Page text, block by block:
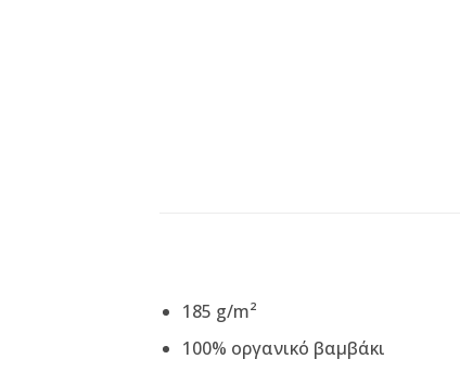
185 g/m²
100% οργανικό βαμβάκι